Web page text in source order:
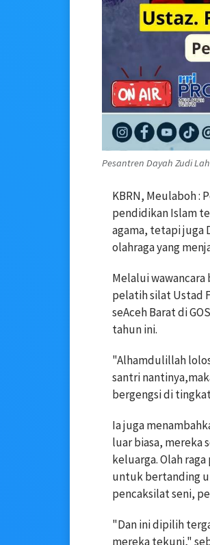
Pesantren Dayah Zudi
KBRN, Meulaboh :
pendidikan Islam
agama, tetapi juga
olahraga yang
Melalui wawancara
pelatih silat Ustad
seAceh Barat di
tahun ini.
"Alhamdulillah
santri
bergengsi di
Ia juga
luar biasa, mereka
keluarga. Olah
untuk bertanding
pencaksilat seni,
"Dan ini dipilih
mereka tekuni,"